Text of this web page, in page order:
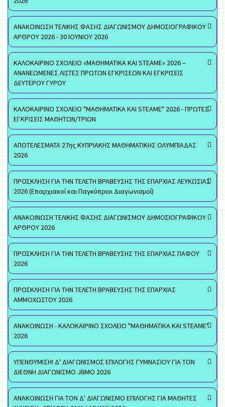
ΑΝΑΚΟΙΝΩΣΗ ΤΕΛΙΚΗΣ ΦΑΣΗΣ ΔΙΑΓΩΝΙΣΜΟΥ ΔΗΜΟΣΙΟΓΡΑΦΙΚΟΥ
ΑΡΘΡΟΥ 2026 - 30 ΙΟΥΝΙΟΥ 2026
ΚΑΛΟΚΑΙΡΙΝΟ ΣΧΟΛΕΙΟ «ΜΑΘΗΜΑΤΙΚΑ ΚΑΙ STEAME» 2026 –
ΑΝΑΝΕΩΜΕΝΕΣ ΛΙΣΤΕΣ ΠΡΩΤΩΝ ΕΓΚΡΙΣΕΩΝ ΚΑΙ ΕΓΚΡΙΣΕΙΣ
ΔΕΥΤΕΡΟΥ ΓΥΡΟΥ
ΚΑΛΟΚΑΙΡΙΝΟ ΣΧΟΛΕΙΟ "ΜΑΘΗΜΑΤΙΚΑ ΚΑΙ STEAME" 2026 - ΠΡΩΤΕΣ
ΕΓΚΡΙΣΕΙΣ ΜΑΘΗΤΩΝ/ΤΡΙΩΝ
ΑΠΟΤΕΛΕΣΜΑΤΑ 27ης ΚΥΠΡΙΑΚΗΣ ΜΑΘΗΜΑΤΙΚΗΣ ΟΛΥΜΠΙΑΔΑΣ
2026
ΠΡΟΣΚΛΗΣΗ ΓΙΑ ΤΗΝ ΤΕΛΕΤΗ ΒΡΑΒΕΥΣΗΣ ΤΗΣ ΕΠΑΡΧΙΑΣ ΛΕΥΚΩΣΙΑΣ
2026 (Επαρχιακοί και Παγκύπριοι Διαγωνισμοί)
ΑΝΑΚΟΙΝΩΣΗ ΤΕΛΙΚΗΣ ΦΑΣΗΣ ΔΙΑΓΩΝΙΣΜΟΥ ΔΗΜΟΣΙΟΓΡΑΦΙΚΟΥ
ΑΡΘΡΟΥ 2026
ΠΡΟΣΚΛΗΣΗ ΓΙΑ ΤΗΝ ΤΕΛΕΤΗ ΒΡΑΒΕΥΣΗΣ ΤΗΣ ΕΠΑΡΧΙΑΣ ΠΑΦΟΥ
2026
ΠΡΟΣΚΛΗΣΗ ΓΙΑ ΤΗΝ ΤΕΛΕΤΗ ΒΡΑΒΕΥΣΗΣ ΤΗΣ ΕΠΑΡΧΙΑΣ
ΑΜΜΟΧΩΣΤΟΥ 2026
ΑΝΑΚΟΙΝΩΣΗ - ΚΑΛΟΚΑΙΡΙΝΟ ΣΧΟΛΕΙΟ "ΜΑΘΗΜΑΤΙΚΑ ΚΑΙ STEAME"
2026
ΥΠΕΝΘΥΜΙΣΗ! Δ' ΔΙΑΓΩΝΙΣΜΟΣ ΕΠΙΛΟΓΗΣ ΓΥΜΝΑΣΙΟΥ ΓΙΑ ΤΟΝ
ΔΙΕΘΝΗ ΔΙΑΓΩΝΙΣΜΟ JBMO 2026
ΑΝΑΚΟΙΝΩΣΗ ΓΙΑ ΤΟΝ Δ' ΔΙΑΓΩΝΙΣΜΟ ΕΠΙΛΟΓΗΣ ΓΙΑ ΜΑΘΗΤΕΣ